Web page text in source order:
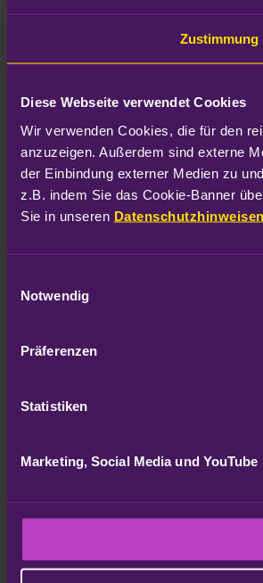
Zustimmung
Diese Webseite verwendet Cookies
Wir verwenden Cookies, die für den
anzuzeigen. Außerdem sind externe
der Einbindung externer Medien zu
z.B. indem Sie das Cookie-Banner
Sie in unseren Datenschutzhinweisen
Notwendig
Präferenzen
Statistiken
Marketing, Social Media und YouTube